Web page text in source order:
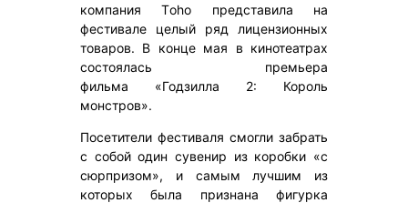
компания Тoho представила на
фестивале целый ряд лицензионных
товаров. В конце мая в кинотеатрах
состоялась премьера
фильма «Годзилла 2: Король
монстров».
Посетители фестиваля смогли забрать
с собой один сувенир из коробки «с
сюрпризом», и самым лучшим из
которых была признана фигурка